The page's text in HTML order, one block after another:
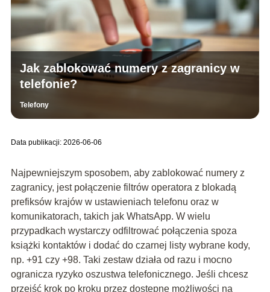
Jak zablokować numery z zagranicy w
telefonie?
Telefony
Data publikacji: 2026-06-06
Najpewniejszym sposobem, aby zablokować numery z
zagranicy, jest połączenie filtrów operatora z blokadą
prefiksów krajów w ustawieniach telefonu oraz w
komunikatorach, takich jak WhatsApp. W wielu
przypadkach wystarczy odfiltrować połączenia spoza
książki kontaktów i dodać do czarnej listy wybrane kody,
np. +91 czy +98. Taki zestaw działa od razu i mocno
ogranicza ryzyko oszustwa telefonicznego. Jeśli chcesz
przejść krok po kroku przez dostępne możliwości na